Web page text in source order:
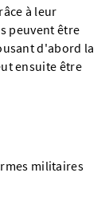
à leur
peuvent être
d'abord la
ensuite être
militaires